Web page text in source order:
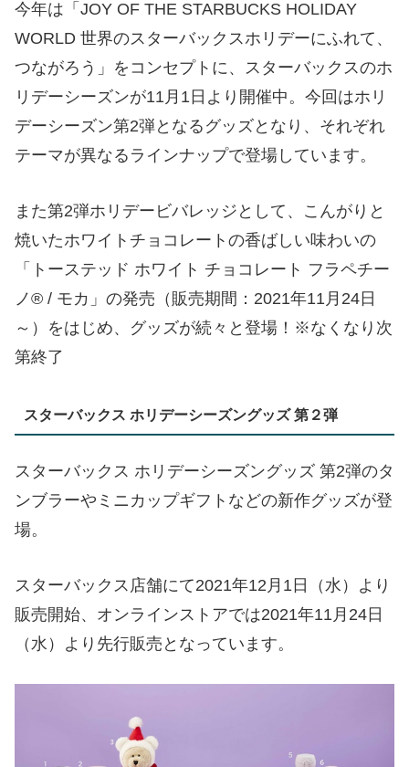
今年は「JOY OF THE STARBUCKS HOLIDAY
WORLD 世界のスターバックスホリデーにふれて、
つながろう」をコンセプトに、スターバックスのホ
リデーシーズンが11月1日より開催中。今回はホリ
デーシーズン第2弾となるグッズとなり、それぞれ
テーマが異なるラインナップで登場しています。
また第2弾ホリデービバレッジとして、こんがりと
焼いたホワイトチョコレートの香ばしい味わいの
「トーステッド ホワイト チョコレート フラペチー
ノ® / モカ」の発売（販売期間：2021年11月24日
～）をはじめ、グッズが続々と登場！※なくなり次
第終了
スターバックス ホリデーシーズングッズ 第２弾
スターバックス ホリデーシーズングッズ 第2弾のタ
ンブラーやミニカップギフトなどの新作グッズが登
場。
スターバックス店舗にて2021年12月1日（水）より
販売開始、オンラインストアでは2021年11月24日
（水）より先行販売となっています。